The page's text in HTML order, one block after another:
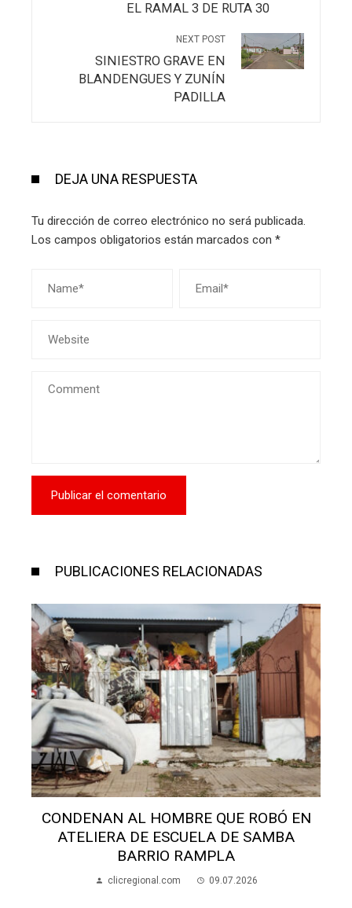
EL RAMAL 3 DE RUTA 30
NEXT POST
SINIESTRO GRAVE EN
BLANDENGUES Y ZUNÍN
PADILLA
DEJA UNA RESPUESTA
Tu dirección de correo electrónico no será publicada.
Los campos obligatorios están marcados con *
PUBLICACIONES RELACIONADAS
ROBÓ EN
DE SAMBA
INVESTIGAN FALTANTE DE 20
EN ARTIGAS
clicregional.com